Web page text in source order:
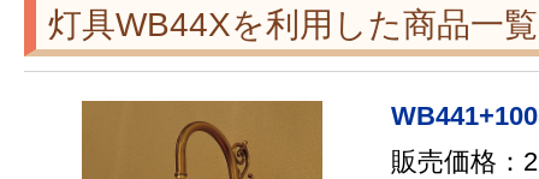
灯具WB44Xを利用した商品一覧
販売価格：